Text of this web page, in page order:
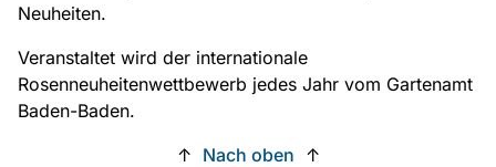
Neuheiten.
Veranstaltet wird der internationale
Rosenneuheitenwettbewerb jedes Jahr vom Gartenamt
Baden-Baden.
↑ Nach oben ↑